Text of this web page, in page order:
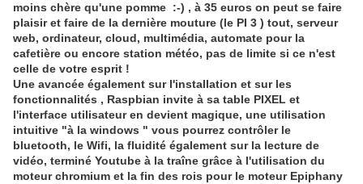
moins chère qu'une pomme :-) , à 35 euros on peut se faire
plaisir et faire de la dernière mouture (le PI 3 ) tout, serveur
web, ordinateur, cloud, multimédia, automate pour la
cafetière ou encore station météo, pas de limite si ce n'est
celle de votre esprit !
Une avancée également sur l'installation et sur les
fonctionnalités , Raspbian invite à sa table PIXEL et
l'interface utilisateur en devient magique, une utilisation
intuitive "à la windows " vous pourrez contrôler le
bluetooth, le Wifi, la fluidité également sur la lecture de
vidéo, terminé Youtube à la traîne grâce à l'utilisation du
moteur chromium et la fin des rois pour le moteur Epiphany